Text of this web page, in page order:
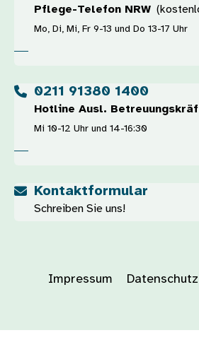
Pflege-Telefon NRW
Mo, Di, Mi, Fr 9-13 und Do 13-17 Uhr
0211 91380 1400
Hotline Ausl.
Mi 10-12 Uhr und 14-16:30
Kontaktformular
Schreiben Sie uns!
Impressum Datenschutz